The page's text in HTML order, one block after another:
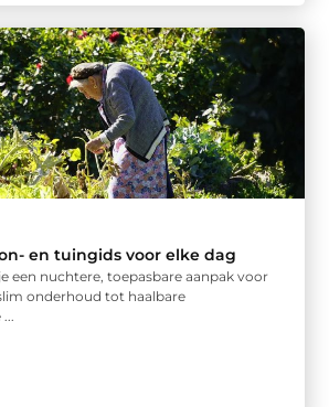
en tuingids voor elke dag
een nuchtere, toepasbare aanpak voor
onderhoud tot haalbare